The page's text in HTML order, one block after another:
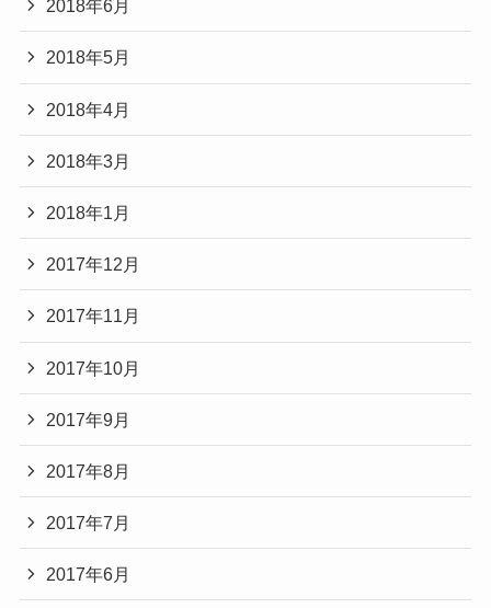
2018年6月
2018年5月
2018年4月
2018年3月
2018年1月
2017年12月
2017年11月
2017年10月
2017年9月
2017年8月
2017年7月
2017年6月